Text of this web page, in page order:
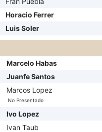
Horacio Ferrer
Luis Soler
Marcelo Habas
Juanfe Santos
Marcos Lopez
No Presentado
Ivo Lopez
Ivan Taub